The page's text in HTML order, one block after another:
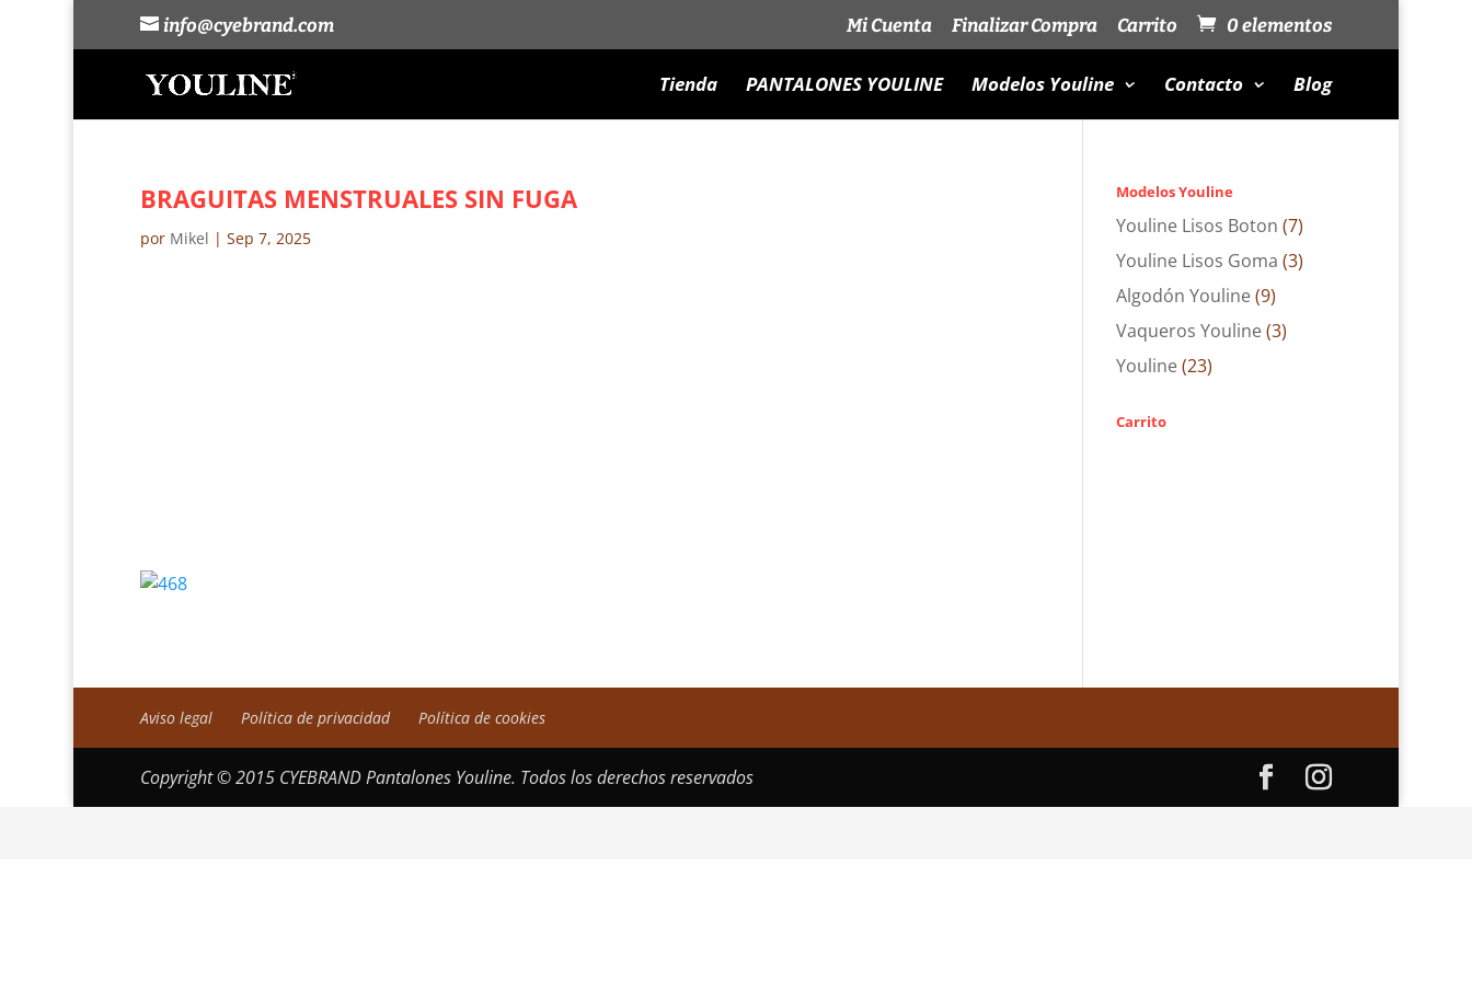
info@cyebrand.com Mi Cuenta Finalizar Compra Carrito 0 elementos
Tienda PANTALONES YOULINE Modelos Youline Contacto Blog
BRAGUITAS MENSTRUALES SIN FUGA
por Mikel | Sep 7, 2025
Modelos Youline
Youline Lisos Boton (7)
Youline Lisos Goma (3)
Algodón Youline(9)
Vaqueros Youline(3)
Youline(23)
Carrito
Aviso legal Política de privacidad Política de cookies
Copyright © 2015 CYEBRAND Pantalones Youline. Todos los derechos reservados